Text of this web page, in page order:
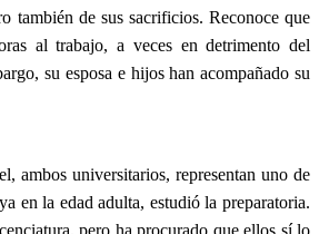
también de sus sacrificios. Reconoce que
al trabajo, a veces en detrimento del
su esposa e hijos han acompañado su
ambos universitarios, representan uno de
en la edad adulta, estudió la preparatoria.
pero ha procurado que ellos sí lo